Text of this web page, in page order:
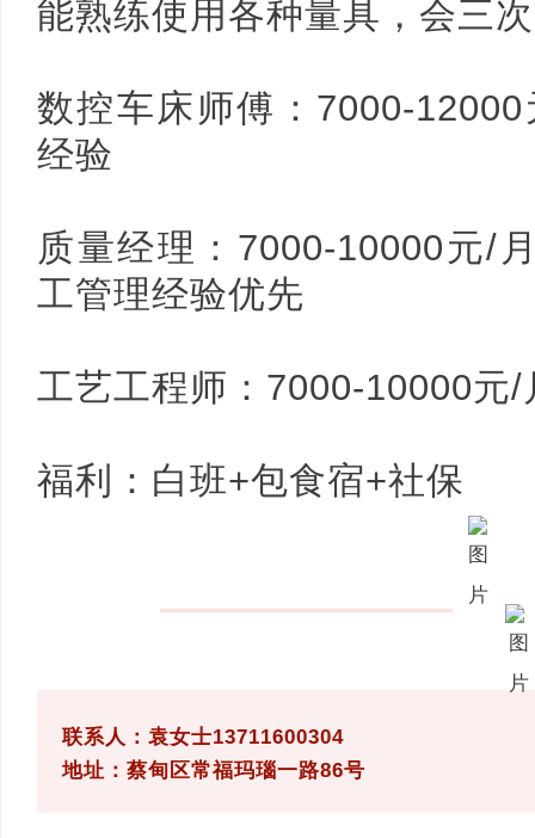
能熟练使用各种量具，会三
数控车床师傅：7000-
经验
质量经理：7000-10000元/
工管理经验优先
工艺工程师：7000-10000元/
福利：白班+包食宿+社保
联系人：袁女士13711600304
地址：蔡甸区常福玛瑙一路86号